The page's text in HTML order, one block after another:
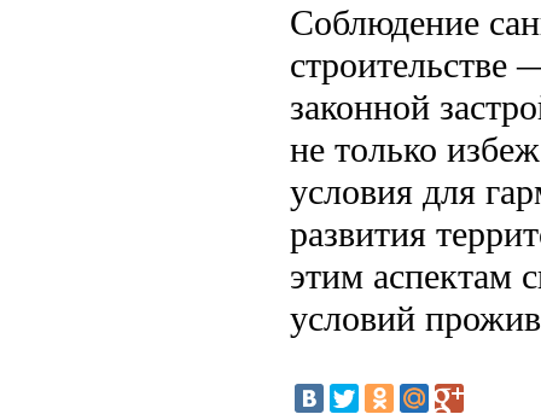
Соблюдение
строительстве
законной
не только
условия для
развития
этим аспектам
условий